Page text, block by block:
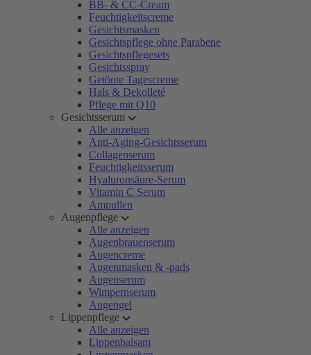
BB- & CC-Cream
Feuchtigkeitscreme
Gesichtsmasken
Gesichtspflege ohne Parabene
Gesichtspflegesets
Gesichtsspray
Getönte Tagescreme
Hals & Dekolleté
Pflege mit Q10
Gesichtsserum
Alle anzeigen
Anti-Aging-Gesichtsserum
Collagenserum
Feuchtigkeitsserum
Hyaluronsäure-Serum
Vitamin C Serum
Ampullen
Augenpflege
Alle anzeigen
Augenbrauenserum
Augencreme
Augenmasken & -pads
Augenserum
Wimpernserum
Augengel
Lippenpflege
Alle anzeigen
Lippenbalsam